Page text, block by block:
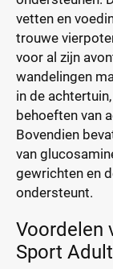
vetten en
trouwe
voor al zijn
wandelingen
in de
behoeften van
Bovendien
van
gewrichten en
ondersteunt.
Voordelen
Sport Adult